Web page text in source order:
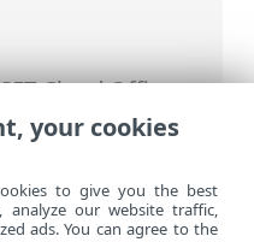
Cloud Office
Cloud Office
your cookies
to give you the best
analyze our website traffic,
ads. You can agree to the